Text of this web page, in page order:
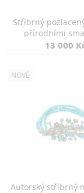
Stříbrný
přírodními
13 000
NOVÉ
Autorský stříbrný